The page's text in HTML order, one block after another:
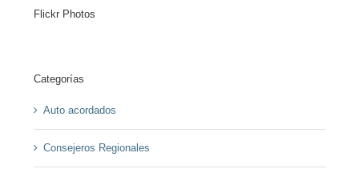
Flickr Photos
Categorías
Auto acordados
Consejeros Regionales